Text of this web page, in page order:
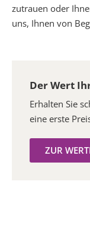
zutrauen oder
uns, Ihnen von
Der Wert
Erhalten Sie
eine erste
ZUR